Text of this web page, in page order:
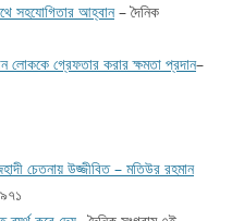
সহযোগিতার আহ্বান– দৈনিক
লোককে গ্রেফতার করার ক্ষমতা প্রদান–
চেতনায় উজ্জীবিত – মতিউর রহমান